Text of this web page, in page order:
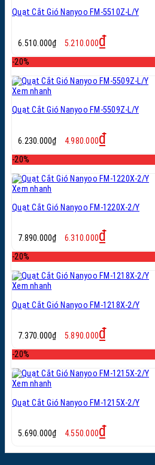
Quạt Cắt Gió Nanyoo FM-5510Z-L/Y
6.510.000₫
Giá
gốc
là:
6.510.000₫.
5.210.000₫
tại
là:
5.210.000₫.
-20%
Xem nhanh
Quạt Cắt Gió Nanyoo FM-5509Z-L/Y
6.230.000₫
gốc
là:
6.230.000₫.
4.980.000₫
tại
là:
4.980.000₫.
-20%
Xem nhanh
Quạt Cắt Gió Nanyoo FM-1220X-2/Y
7.890.000₫
Giá
gốc
là:
7.890.000₫.
6.310.000₫
tại
là:
6.310.000₫.
-20%
Xem nhanh
Quạt Cắt Gió Nanyoo FM-1218X-2/Y
7.370.000₫
Giá
gốc
là:
7.370.000₫.
5.890.000₫
tại
là:
5.890.000₫.
-20%
Xem nhanh
Quạt Cắt Gió Nanyoo FM-1215X-2/Y
5.690.000₫
Giá
gốc
4.550.000₫